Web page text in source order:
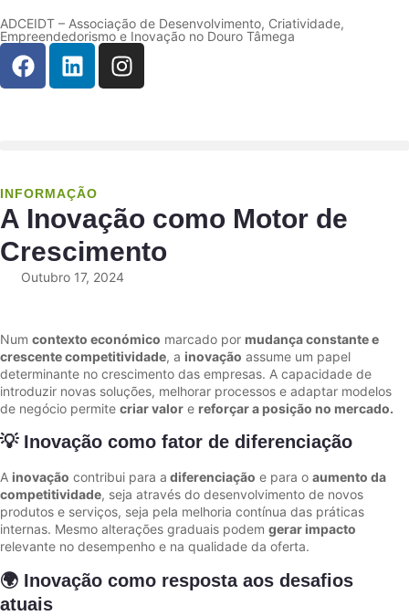
ADCEIDT – Associação de Desenvolvimento, Criatividade,
Empreendedorismo e Inovação no Douro Tâmega
INFORMAÇÃO
A Inovação como Motor de
Crescimento
Outubro 17, 2024
Num contexto económico marcado por mudança constante e
crescente competitividade, a inovação assume um papel
determinante no crescimento das empresas. A capacidade de
introduzir novas soluções, melhorar processos e adaptar modelos
de negócio permite criar valor e reforçar a posição no mercado.
💡 Inovação como fator de diferenciação
A inovação contribui para a diferenciação e para o aumento da
competitividade, seja através do desenvolvimento de novos
produtos e serviços, seja pela melhoria contínua das práticas
internas. Mesmo alterações graduais podem gerar impacto
relevante no desempenho e na qualidade da oferta.
🌍 Inovação como resposta aos desafios
atuais